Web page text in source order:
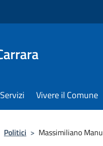
Servizi Vivere il Comune
Politici > Massimiliano